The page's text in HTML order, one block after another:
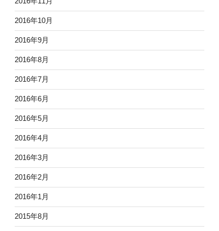
2016年10月
2016年9月
2016年8月
2016年7月
2016年6月
2016年5月
2016年4月
2016年3月
2016年2月
2016年1月
2015年8月